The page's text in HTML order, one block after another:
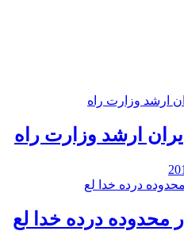
ارشد وزارت راه
محدوده درده خدا لع